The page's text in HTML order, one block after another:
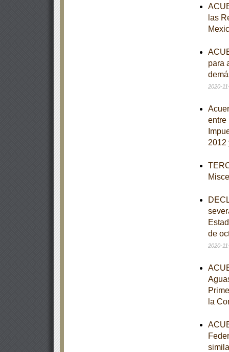
las
para
2020-
entre
2012
de
2020-
la